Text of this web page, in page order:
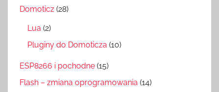
Domoticz (28)
Lua (2)
Pluginy do Domoticza (10)
ESP8266 i pochodne (15)
Flash – zmiana oprogramowania (14)